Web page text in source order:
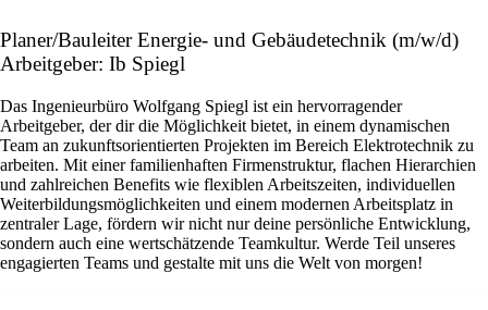
Planer/Bauleiter Energie- und Gebäudetechnik (m/w/d)
Arbeitgeber: Ib Spiegl
Das Ingenieurbüro Wolfgang Spiegl ist ein hervorragender
Arbeitgeber, der dir die Möglichkeit bietet, in einem dynamischen
Team an zukunftsorientierten Projekten im Bereich Elektrotechnik zu
arbeiten. Mit einer familienhaften Firmenstruktur, flachen Hierarchien
und zahlreichen Benefits wie flexiblen Arbeitszeiten, individuellen
Weiterbildungsmöglichkeiten und einem modernen Arbeitsplatz in
zentraler Lage, fördern wir nicht nur deine persönliche Entwicklung,
sondern auch eine wertschätzende Teamkultur. Werde Teil unseres
engagierten Teams und gestalte mit uns die Welt von morgen!